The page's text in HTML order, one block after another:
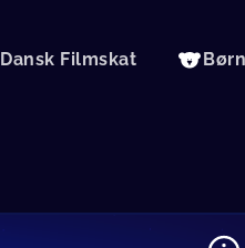
Dansk Filmskat Børn